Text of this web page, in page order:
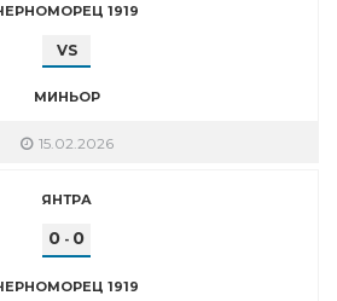
1919
VS
МИНЬОР
15.02.2026
ЯНТРА
0 - 0
1919